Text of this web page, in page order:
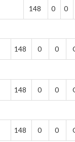
148 0 0
148 0 0
148 0 0
148 0 0